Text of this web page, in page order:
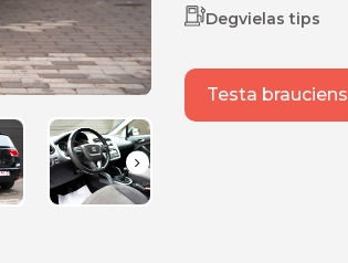
Degvielas tips
Testa brauciens